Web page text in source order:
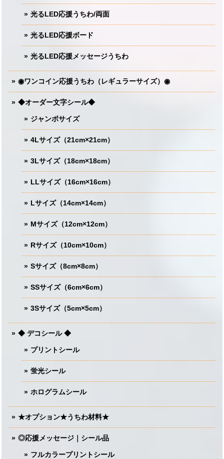
光るLED応援うちわ/両面
光るLED応援ボード
光るLED応援メッセージうちわ
◉ワンコイン応援うちわ（レギュラーサイズ）◉
◆オーダー文字シール◆
ジャンボサイズ
4Lサイズ（21cm×21cm）
3Lサイズ（18cm×18cm）
LLサイズ（16cm×16cm）
Lサイズ（14cm×14cm）
Mサイズ（12cm×12cm）
Rサイズ（10cm×10cm）
Sサイズ（8cm×8cm）
SSサイズ（6cm×6cm）
3Sサイズ（5cm×5cm）
◆ デコシール ◆
プリントシール
蛍光シール
ホログラムシール
★オプション★うちわ材料★
◎応援メッセージ｜シール品
フルカラープリントシール